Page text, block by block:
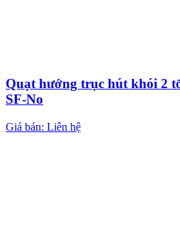
Quạt hướng trục hút khói 2
SF-No
Giá bán: Liên hệ